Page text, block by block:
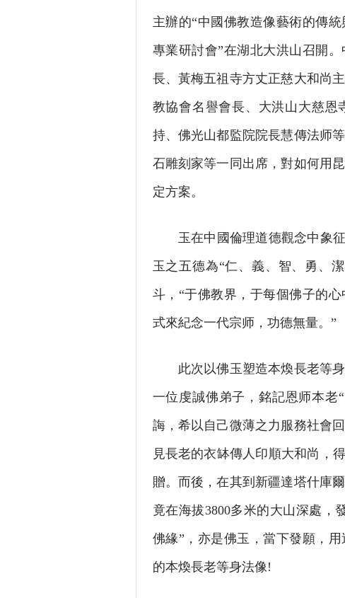
主辦的“中國佛教造像藝術的傳
專業研討會”在湖北大洪山召開
長、黃梅五祖寺方丈正慈大和尚
教協會名譽會長、大洪山大慈恩
持、佛光山都監院院長慧傳法师
石雕刻家等一同出席，對如何用
定方案。
玉在中國倫理道德觀念中象征
玉之五德為“仁、義、智、勇、
斗，“于佛教界，于每個佛子的
式來紀念一代宗师，功德無量。”
此次以佛玉塑造本煥長老等身
一位虔誠佛弟子，銘記恩师本老
誨，希以自己微薄之力服務社會
見長老的衣缽傳人印順大和尚，
贈。而後，在其到新疆達塔什庫
竟在海拔3800多米的大山深處，
佛緣”，亦是佛玉，當下發願，
的本煥長老等身法像!